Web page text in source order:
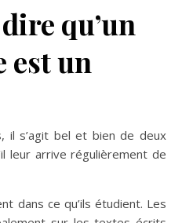
qu’un
est un
il s’agit bel et bien de deux
leur arrive régulièrement de
dans ce qu’ils étudient. Les